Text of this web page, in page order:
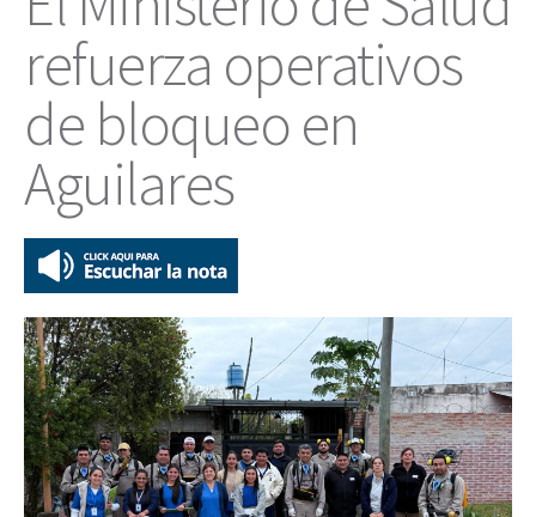
refuerza operativos
de bloqueo en
Aguilares